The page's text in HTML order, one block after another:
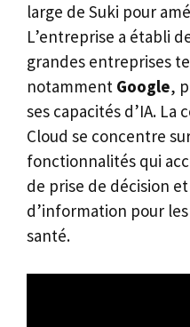
large de Suki pour
L’entreprise a établi
grandes entreprises
notamment Google,
ses capacités d’IA. La
Cloud se concentre
fonctionnalités qui
de prise de décision
d’information pour
santé.